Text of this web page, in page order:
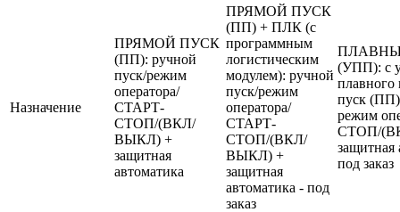
Назначение
ПРЯМОЙ ПУСК
(ПП): ручной
пуск/режим
оператора/
СТАРТ-
СТОП/(ВКЛ/
ВЫКЛ) +
защитная
автоматика
ПРЯМОЙ ПУСК
(ПП) + ПЛК (с
программным
логистическим
модулем): ручной
пуск/режим
оператора/
СТАРТ-
СТОП/(ВКЛ/
ВЫКЛ) +
защитная
автоматика - под
заказ
(УПП): с
плавного
пуск
режим
СТОП/
защитная
под заказ